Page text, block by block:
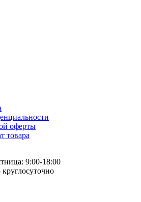
оферты
товара
9:00-18:00